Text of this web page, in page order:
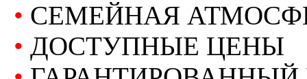
• СЕМЕЙНАЯ
• ДОСТУПНЫЕ ЦЕНЫ